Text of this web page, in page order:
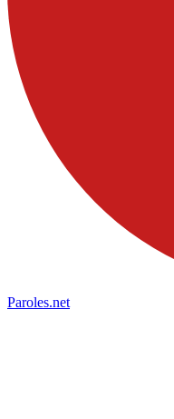
Paroles.net